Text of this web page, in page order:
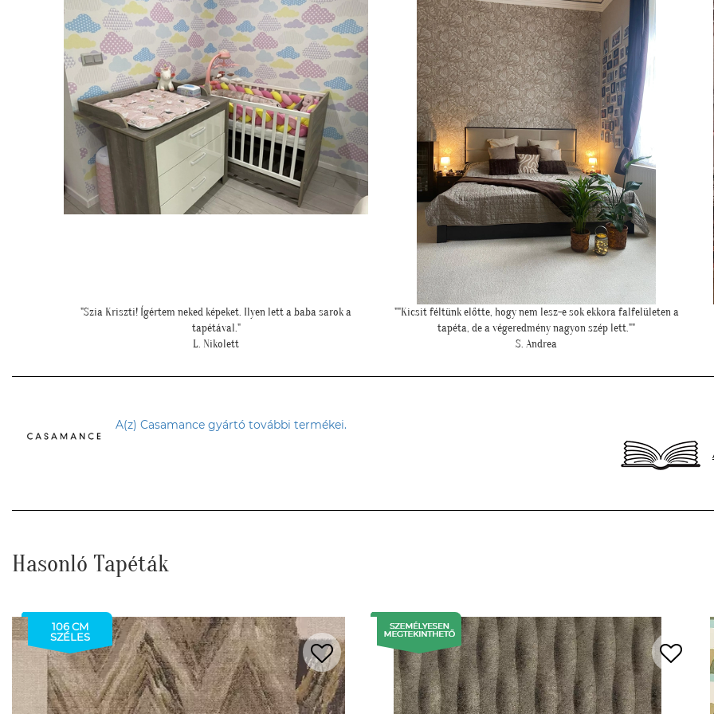
""Kicsit féltünk előtte, hogy nem lesz-e sok ekkora falfelületen a
tapéta, de a végeredmény nagyon szép lett.""
S. Andrea
"Csodálatos a fotótapéta még szebb mint ahogy gondoltam!"
L. Ilona
A(z) Casamance gyártó további termékei.
Hasonló Tapéták
106 CM
SZÉLES